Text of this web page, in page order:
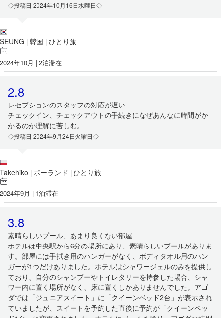
◇投稿日 2024年10月16日水曜日◇
SEUNG | 韓国 | ひとり旅
2024年10月 | 2泊滞在
2.8
レセプションのスタッフの対応が遅い
チェックイン、チェックアウトの手続きになぜあんなに時間がか
かるのか理解に苦しむ。
◇投稿日 2024年9月24日火曜日◇
Takehiko | ポーランド | ひとり旅
2024年9月 | 1泊滞在
3.8
素晴らしいプール、あまり良くない部屋
ホテルは中央駅から6分の場所にあり、素晴らしいプールがありま
す。部屋には手拭き用のハンガーがなく、ボディタオル用のハン
ガーが1つだけありました。ホテルはシャワージェルのみを提供し
ており、自分のシャンプーやトイレタリーを持参した場合、シャ
ワー内に置く場所がなく、床に置くしかありませんでした。アゴ
ダでは「ジュニアスイート」に「クイーンベッド2台」が表示され
ていましたが、スイートを予約した直後に予約が「クイーンベッ